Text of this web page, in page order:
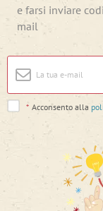
e farsi inviare
mail
* Acconsento alla